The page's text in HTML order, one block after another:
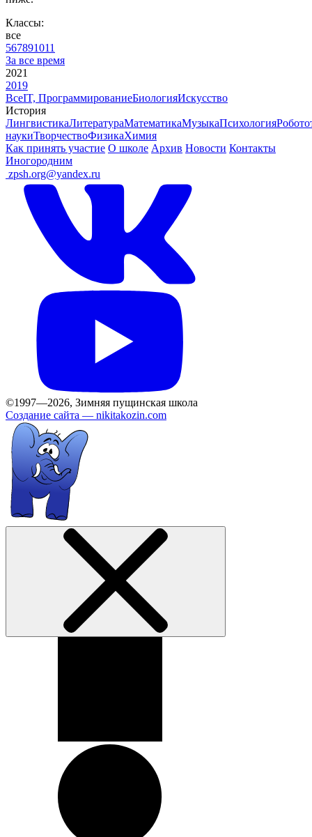
Классы:
все
567891011
За все время
2021
2019
ВсеIT, ПрограммированиеБиологияИскусство
История
ЛингвистикаЛитератураМатематикаМузыкаПсихология
наукиТворчествоФизикаХимия
Как принять участие О школе Архив Новости Контакты
Иногородним
zpsh.org@yandex.ru
©1997—2026, Зимняя пущинская школа
Создание сайта — nikitakozin.com